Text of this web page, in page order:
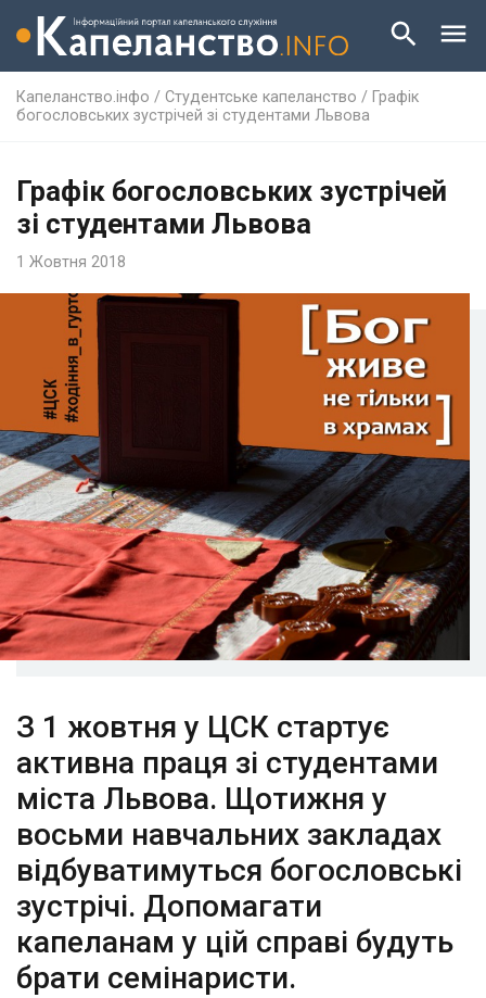
Капеланство.інфо / Студентське капеланство / Графік
богословських зустрічей зі студентами Львова
Графік богословських зустрічей
зі студентами Львова
1 Жовтня 2018
З 1 жовтня у ЦСК стартує
активна праця зі студентами
міста Львова. Щотижня у
восьми навчальних закладах
відбуватимуться богословські
зустрічі. Допомагати
капеланам у цій справі будуть
брати семінаристи.